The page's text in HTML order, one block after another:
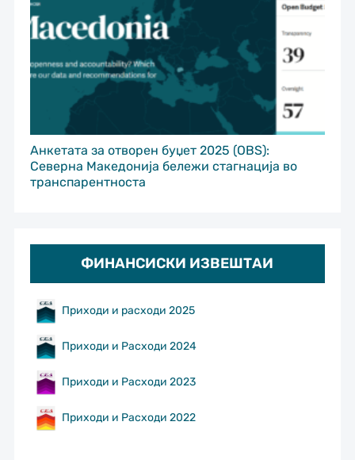
Анкетата за отворен буџет 2025 (OBS):
Северна Македонија бележи стагнација во
транспарентноста
ФИНАНСИСКИ ИЗВЕШТАИ
Приходи и расходи 2025
Приходи и Расходи 2024
Приходи и Расходи 2023
Приходи и Расходи 2022